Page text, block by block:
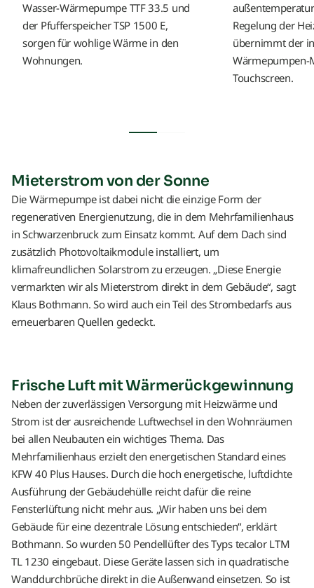
Wasser-Wärmepumpe TTF 33.5 und
der Pfufferspeicher TSP 1500 E,
sorgen für wohlige Wärme in den
Wohnungen.
Regelung der
übernimmt der
Wärmepumpen-
Touchscreen.
Mieterstrom von der Sonne
Die Wärmepumpe ist dabei nicht die einzige Form der
regenerativen Energienutzung, die in dem Mehrfamilienhaus
in Schwarzenbruck zum Einsatz kommt. Auf dem Dach sind
zusätzlich Photovoltaikmodule installiert, um
klimafreundlichen Solarstrom zu erzeugen. „Diese Energie
vermarkten wir als Mieterstrom direkt in dem Gebäude“, sagt
Klaus Bothmann. So wird auch ein Teil des Strombedarfs aus
erneuerbaren Quellen gedeckt.
Frische Luft mit Wärmerückgewinnung
Neben der zuverlässigen Versorgung mit Heizwärme und
Strom ist der ausreichende Luftwechsel in den Wohnräumen
bei allen Neubauten ein wichtiges Thema. Das
Mehrfamilienhaus erzielt den energetischen Standard eines
KFW 40 Plus Hauses. Durch die hoch energetische, luftdichte
Ausführung der Gebäudehülle reicht dafür die reine
Fensterlüftung nicht mehr aus. „Wir haben uns bei dem
Gebäude für eine dezentrale Lösung entschieden“, erklärt
Bothmann. So wurden 50 Pendellüfter des Typs tecalor LTM
TL 1230 eingebaut. Diese Geräte lassen sich in quadratische
Wanddurchbrüche direkt in die Außenwand einsetzen. So ist